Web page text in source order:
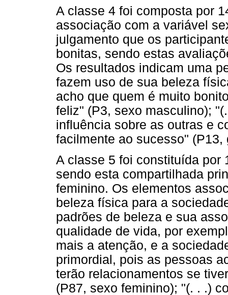
A classe 4 foi composta por
associação com a variável
julgamento que os
bonitas, sendo estas
Os resultados indicam uma
fazem uso de sua beleza
acho que quem é muito
feliz" (P3, sexo masculino);
influência sobre as outras e
facilmente ao sucesso" (P13,
A classe 5 foi constituída por
sendo esta compartilhada
feminino. Os elementos
beleza física para a
padrões de beleza e sua
qualidade de vida, por
mais a atenção, e a
primordial, pois as pessoas
terão relacionamentos se
(P87, sexo feminino); "(. . .)